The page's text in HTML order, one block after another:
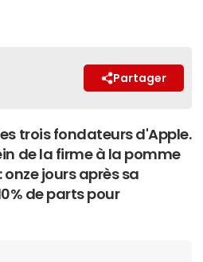
Partager
trois fondateurs d'Apple.
de la firme à la pomme
jours après sa
de parts pour